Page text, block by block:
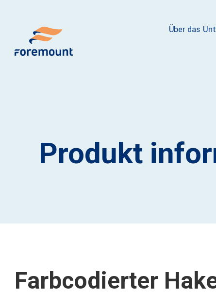
Über das
Produkt
Farbcodierter